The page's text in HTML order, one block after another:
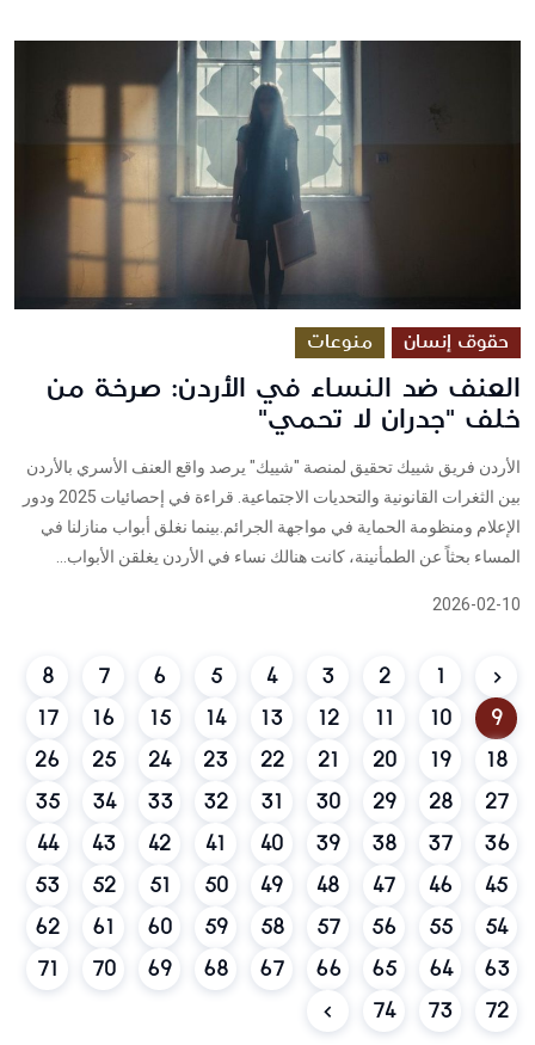
حقوق إنسان منوعات
العنف ضد النساء في الأردن: صرخة من
خلف "جدران لا تحمي"
الأردن فريق شييك تحقيق لمنصة "شييك" يرصد واقع العنف الأسري بالأردن
بين الثغرات القانونية والتحديات الاجتماعية. قراءة في إحصائيات 2025 ودور
الإعلام ومنظومة الحماية في مواجهة الجرائم.بينما نغلق أبواب منازلنا في
المساء بحثاً عن الطمأنينة، كانت هنالك نساء في الأردن يغلقن الأبواب...
2026-02-10
1
2
3
4
5
6
7
8
9
10
11
12
13
14
15
16
17
18
19
20
21
22
23
24
25
26
27
28
29
30
31
32
33
34
35
36
37
38
39
40
41
42
43
44
45
46
47
48
49
50
51
52
53
54
55
56
57
58
59
60
61
62
63
64
65
66
67
68
69
70
71
72
73
74